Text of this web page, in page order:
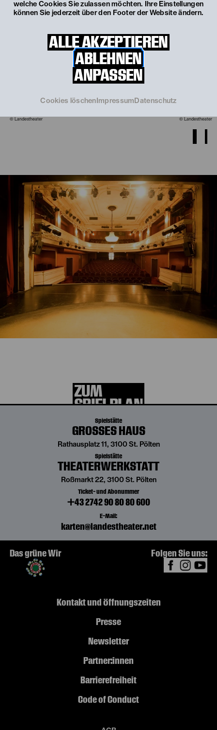
welche Cookies Sie zulassen möchten. Ihre Einstellungen
können Sie jederzeit über den Footer der Website ändern.
ALLE AKZEPTIEREN
ABLEHNEN
ANPASSEN
Cookies löschen Impressum Datenschutz
© Landestheater © Landestheater
ZUM
SPIELPLAN
Spielstätte
GROSSES HAUS
Rathausplatz 11, 3100 St. Pölten
Spielstätte
THEATERWERKSTATT
Roßmarkt 22, 3100 St. Pölten
Ticket- und Abonummer
+43 2742 90 80 80 600
E-Mail:
karten@landestheater.net
Das grüne Wir Folgen Sie uns:
Kontakt und Öffnungszeiten
Presse
Newsletter
Partner:innen
Barrierefreiheit
Code of Conduct